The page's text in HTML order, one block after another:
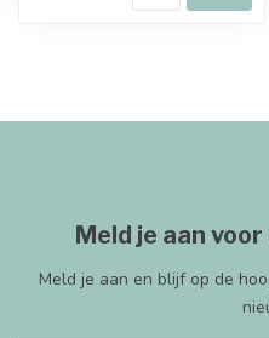
Meld je aan
Meld je aan en blijf op de